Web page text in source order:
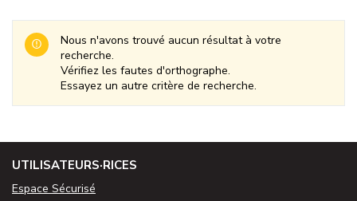
Nous n'avons trouvé aucun résultat à votre
recherche.
Vérifiez les fautes d'orthographe.
Essayez un autre critère de recherche.
UTILISATEURS·RICES
Espace Sécurisé